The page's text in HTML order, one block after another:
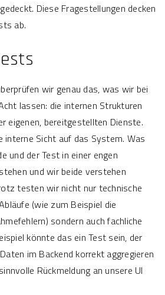
Diese Fragestellungen decken
ab.
wir genau das, was wir bei
lassen: die internen Strukturen
eigenen, bereitgestellten Dienste.
interne Sicht auf das System. Was
und der Test in einer engen
und wir beide verstehen
testen wir nicht nur technische
(wie zum Beispiel die
sondern auch fachliche
könnte das ein Test sein, der
im Backend korrekt aggregieren
Rückmeldung an unsere UI